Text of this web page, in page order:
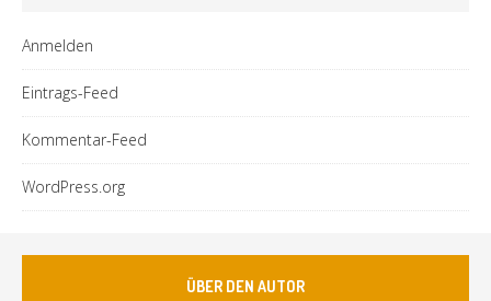
Anmelden
Eintrags-Feed
Kommentar-Feed
WordPress.org
ÜBER DEN AUTOR